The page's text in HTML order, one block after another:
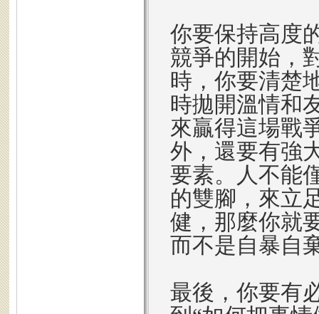
你要保持高度
競爭的開始，
時，你要清楚
時拋開溫情和
來贏得這場戰
外，還要有強
要素。人不能
的雙腳，來立
健，那麼你就
而不是自暴自
最後，你要有